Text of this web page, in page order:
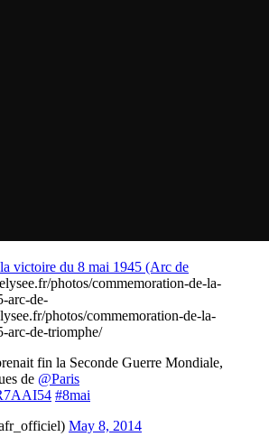
victoire du 8 mai 1945 (Arc de
photos/commemoration-de-la-
arc-de-
photos/commemoration-de-la-
arc-de-triomphe/
fin la Seconde Guerre Mondiale,
de @Paris
#8mai
May 8, 2014